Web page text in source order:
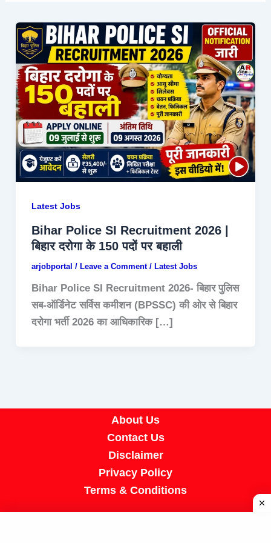
Latest Jobs
Bihar Police SI Recruitment 2026 |
बिहार दरोगा के 150 पदों पर बहाली
arjobportal / Leave a Comment / Latest Jobs
Bihar Police SI Recruitment 2026- बिहार पुलिस
सब-ऑर्डिनेट सर्विस कमीशन (BPSSC) की ओर से बिहार
दरोगा भर्ती 2026 का आधिकारिक […]
About Us
Contact Us
Disclaimer
Privacy Policy
Terms & Conditions